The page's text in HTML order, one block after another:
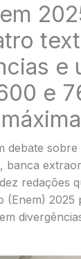
e
e
debate sobre
banca
redações
(Enem) 2025